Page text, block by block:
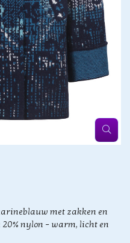
met zakken en
20% nylon – warm, licht en